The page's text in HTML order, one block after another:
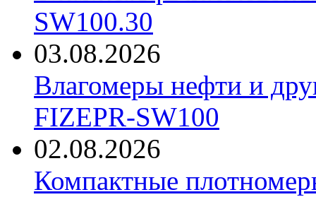
SW100.30
03.08.2026
Влагомеры нефти и
FIZEPR-SW100
02.08.2026
Компактные